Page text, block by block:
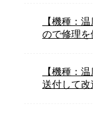
【機種：
ので修理を
【機種：
送付して改